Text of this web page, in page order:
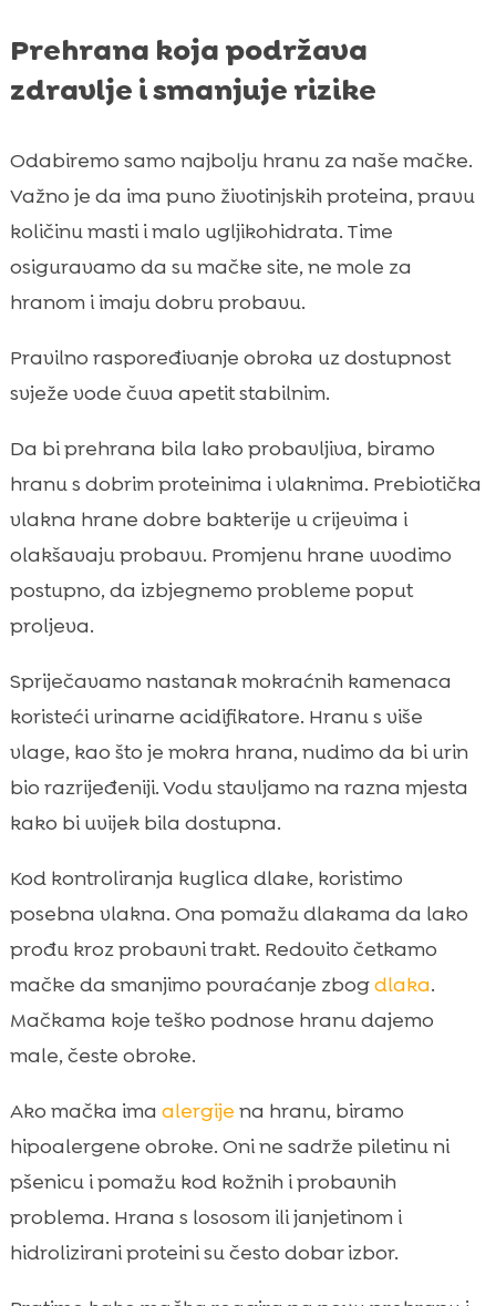
Prehrana koja podržava
zdravlje i smanjuje rizike
Odabiremo samo najbolju hranu za naše mačke.
Važno je da ima puno životinjskih proteina, pravu
količinu masti i malo ugljikohidrata. Time
osiguravamo da su mačke site, ne mole za
hranom i imaju dobru probavu.
Pravilno raspoređivanje obroka uz dostupnost
svježe vode čuva apetit stabilnim.
Da bi prehrana bila lako probavljiva, biramo
hranu s dobrim proteinima i vlaknima. Prebiotička
vlakna hrane dobre bakterije u crijevima i
olakšavaju probavu. Promjenu hrane uvodimo
postupno, da izbjegnemo probleme poput
proljeva.
Spriječavamo nastanak mokraćnih kamenaca
koristeći urinarne acidifikatore. Hranu s više
vlage, kao što je mokra hrana, nudimo da bi urin
bio razrijeđeniji. Vodu stavljamo na razna mjesta
kako bi uvijek bila dostupna.
Kod kontroliranja kuglica dlake, koristimo
posebna vlakna. Ona pomažu dlakama da lako
prođu kroz probavni trakt. Redovito četkamo
mačke da smanjimo povraćanje zbogdlaka.
Mačkama koje teško podnose hranu dajemo
male, česte obroke.
Ako mačka ima alergije na hranu, biramo
hipoalergene obroke. Oni ne sadrže piletinu ni
pšenicu i pomažu kod kožnih i probavnih
problema. Hrana s lososom ili janjetinom i
hidrolizirani proteini su često dobar izbor.